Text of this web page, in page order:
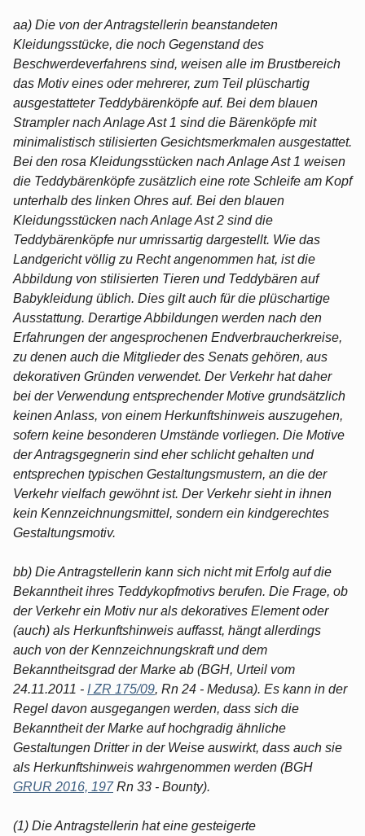
aa) Die von der Antragstellerin beanstandeten
Kleidungsstücke, die noch Gegenstand des
Beschwerdeverfahrens sind, weisen alle im Brustbereich
das Motiv eines oder mehrerer, zum Teil plüschartig
ausgestatteter Teddybärenköpfe auf. Bei dem blauen
Strampler nach Anlage Ast 1 sind die Bärenköpfe mit
minimalistisch stilisierten Gesichtsmerkmalen ausgestattet.
Bei den rosa Kleidungsstücken nach Anlage Ast 1 weisen
die Teddybärenköpfe zusätzlich eine rote Schleife am Kopf
unterhalb des linken Ohres auf. Bei den blauen
Kleidungsstücken nach Anlage Ast 2 sind die
Teddybärenköpfe nur umrissartig dargestellt. Wie das
Landgericht völlig zu Recht angenommen hat, ist die
Abbildung von stilisierten Tieren und Teddybären auf
Babykleidung üblich. Dies gilt auch für die plüschartige
Ausstattung. Derartige Abbildungen werden nach den
Erfahrungen der angesprochenen Endverbraucherkreise,
zu denen auch die Mitglieder des Senats gehören, aus
dekorativen Gründen verwendet. Der Verkehr hat daher
bei der Verwendung entsprechender Motive grundsätzlich
keinen Anlass, von einem Herkunftshinweis auszugehen,
sofern keine besonderen Umstände vorliegen. Die Motive
der Antragsgegnerin sind eher schlicht gehalten und
entsprechen typischen Gestaltungsmustern, an die der
Verkehr vielfach gewöhnt ist. Der Verkehr sieht in ihnen
kein Kennzeichnungsmittel, sondern ein kindgerechtes
Gestaltungsmotiv.
bb) Die Antragstellerin kann sich nicht mit Erfolg auf die
Bekanntheit ihres Teddykopfmotivs berufen. Die Frage, ob
der Verkehr ein Motiv nur als dekoratives Element oder
(auch) als Herkunftshinweis auffasst, hängt allerdings
auch von der Kennzeichnungskraft und dem
Bekanntheitsgrad der Marke ab (BGH, Urteil vom
24.11.2011 - I ZR 175/09, Rn 24 - Medusa). Es kann in der
Regel davon ausgegangen werden, dass sich die
Bekanntheit der Marke auf hochgradig ähnliche
Gestaltungen Dritter in der Weise auswirkt, dass auch sie
als Herkunftshinweis wahrgenommen werden (BGH
GRUR 2016, 197Rn 33 - Bounty).
(1) Die Antragstellerin hat eine gesteigerte